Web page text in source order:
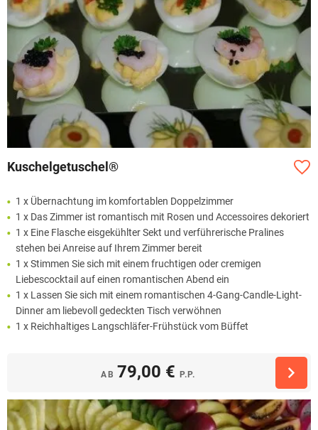
Kuschelgetuschel®
1 x Übernachtung im komfortablen Doppelzimmer
1 x Das Zimmer ist romantisch mit Rosen und Accessoires dekoriert
1 x Eine Flasche eisgekühlter Sekt und verführerische Pralines
stehen bei Anreise auf Ihrem Zimmer bereit
1 x Stimmen Sie sich mit einem fruchtigen oder cremigen
Liebescocktail auf einen romantischen Abend ein
1 x Lassen Sie sich mit einem romantischen 4-Gang-Candle-Light-
Dinner am liebevoll gedeckten Tisch verwöhnen
1 x Reichhaltiges Langschläfer-Frühstück vom Büffet
AB 79,00 € P.P.